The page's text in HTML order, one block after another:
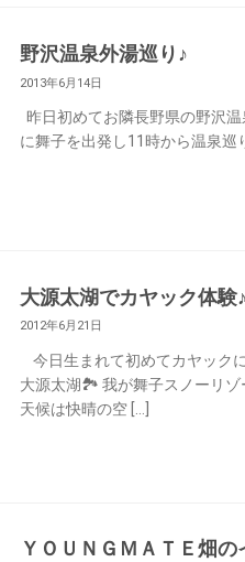
野沢温泉外湯巡り♪
2013年6月14日
昨日初めてお隣長野県の野沢
に舞子を出発し11時から温
大源太湖でカヤック体験♪
2012年6月21日
今日生まれて初めてカヤック
大源太湖🏞 我が舞子スノーリゾ
天候は快晴の空 […]
ＹＯＵＮＧＭＡＴＥ畑の